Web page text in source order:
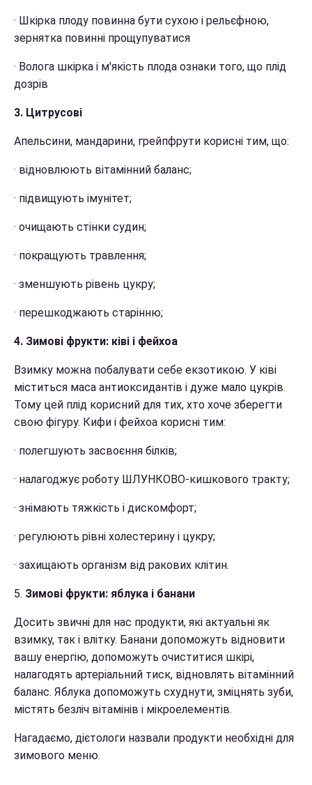
· Шкірка плоду повинна бути сухою і рельєфною,
зернятка повинні прощупуватися
· Волога шкірка і м'якість плода ознаки того, що плід
дозрів
3. Цитрусові
Апельсини, мандарини, грейпфрути корисні тим, що:
· відновлюють вітамінний баланс;
· підвищують імунітет;
· очищають стінки судин;
· покращують травлення;
· зменшують рівень цукру;
· перешкоджають старінню;
4. Зимові фрукти: ківі і фейхоа
Взимку можна побалувати себе екзотикою. У ківі
міститься маса антиоксидантів і дуже мало цукрів.
Тому цей плід корисний для тих, хто хоче зберегти
свою фігуру. Кифи і фейхоа корисні тим:
· полегшують засвоєння білків;
· налагоджує роботу ШЛУНКОВО-кишкового тракту;
· знімають тяжкість і дискомфорт;
· регулюють рівні холестерину і цукру;
· захищають організм від ракових клітин.
5. Зимові фрукти: яблука і банани
Досить звичні для нас продукти, які актуальні як
взимку, так і влітку. Банани допоможуть відновити
вашу енергію, допоможуть очиститися шкірі,
налагодять артеріальний тиск, відновлять вітамінний
баланс. Яблука допоможуть схуднути, зміцнять зуби,
містять безліч вітамінів і мікроелементів.
Нагадаємо, дієтологи назвали продукти необхідні для
зимового меню.